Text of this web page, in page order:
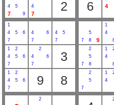
4 5
7 9
4
7
2 6 4
1
4
5
6
7
4
6
7
4
5
7
5
7
8 9
1
4
1
2
4
5
6
7
2
4
6
7
3
2
5
7
8
1
4
1
2
4
5
6
7
9 8
2
5
7
1
4
2